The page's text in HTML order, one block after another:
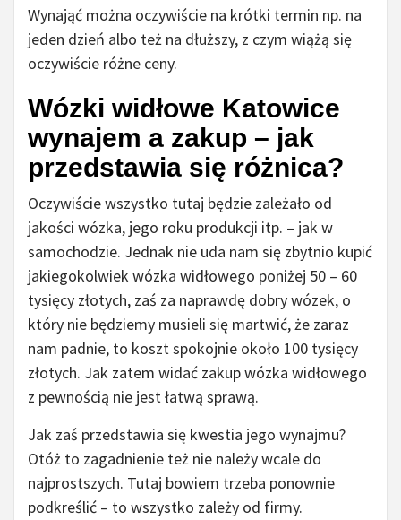
Wynająć można oczywiście na krótki termin np. na
jeden dzień albo też na dłuższy, z czym wiążą się
oczywiście różne ceny.
Wózki widłowe Katowice
wynajem a zakup – jak
przedstawia się różnica?
Oczywiście wszystko tutaj będzie zależało od
jakości wózka, jego roku produkcji itp. – jak w
samochodzie. Jednak nie uda nam się zbytnio kupić
jakiegokolwiek wózka widłowego poniżej 50 – 60
tysięcy złotych, zaś za naprawdę dobry wózek, o
który nie będziemy musieli się martwić, że zaraz
nam padnie, to koszt spokojnie około 100 tysięcy
złotych. Jak zatem widać zakup wózka widłowego
z pewnością nie jest łatwą sprawą.
Jak zaś przedstawia się kwestia jego wynajmu?
Otóż to zagadnienie też nie należy wcale do
najprostszych. Tutaj bowiem trzeba ponownie
podkreślić – to wszystko zależy od firmy.